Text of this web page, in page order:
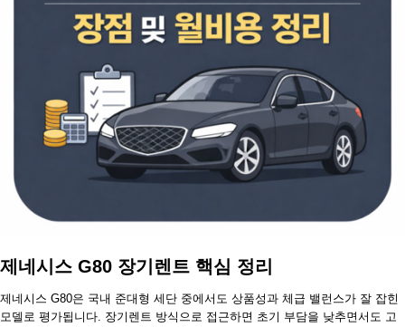
제네시스 G80 장기렌트 핵심 정리
제네시스 G80은 국내 준대형 세단 중에서도 상품성과 체급 밸런스가 잘 잡힌
모델로 평가됩니다. 장기렌트 방식으로 접근하면 초기 부담을 낮추면서도 고